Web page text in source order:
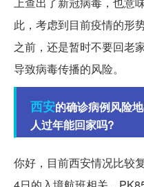
此，考虑到目前疫情的形
之前，还是暂时不要回老
导致病毒传播的风险。
西安的确诊病例风险
人过年能回家吗?
你好，目前西安情况比较